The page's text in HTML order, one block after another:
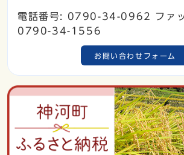
電話番号: 0790-34-0962 ファ
0790-34-1556
お問い合わせフォーム